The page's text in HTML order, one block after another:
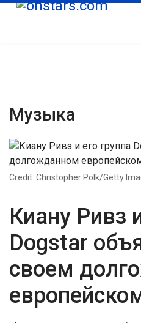
Музыка
Credit: Christopher Polk/Getty
Киану Ривз
Dogstar
своем